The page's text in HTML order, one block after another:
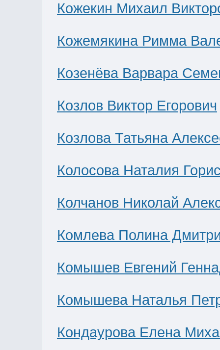
Кожекин Михаил
Кожемякина Римма
Козенёва Варвара
Козлов Виктор Егорович
Козлова Татьяна
Колосова Наталия
Колчанов Николай
Комлева Полина
Комышев Евгений
Комышева Наталья
Кондаурова Елена